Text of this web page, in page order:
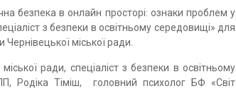
безпека в онлайн просторі: ознаки проблем у
з безпеки в освітньому середовищі» для
Чернівецької міської ради.
ради, спеціаліст з безпеки в освітньому
Родіка Тіміш, головний психолог БФ «Світ